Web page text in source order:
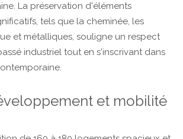
La préservation d'éléments
tels que la cheminée, les
et métalliques, souligne un respect
industriel tout en s'inscrivant dans
et mobilité